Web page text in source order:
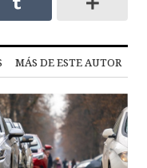
MÁS DE ESTE AUTOR